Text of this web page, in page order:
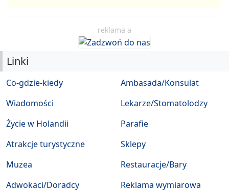
reklama a
Linki
Co-gdzie-kiedy
Wiadomości
Życie w Holandii
Atrakcje turystyczne
Muzea
Ambasada/Konsulat
Lekarze/Stomatolodzy
Parafie
Sklepy
Restauracje/Bary
Adwokaci/Doradcy
Reklama wymiarowa